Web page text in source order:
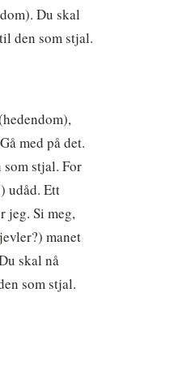
Du skal
den som stjal.
med på det.
som stjal. For
udåd. Ett
jeg. Si meg,
manet
skal nå
som stjal.